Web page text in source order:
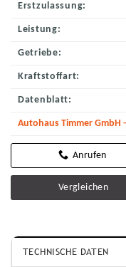
Erstzulassung:
Leistung:
Getriebe:
Kraftstoffart:
Datenblatt:
Autohaus Timmer GmbH
Vergleichen
TECHNISCHE DATEN